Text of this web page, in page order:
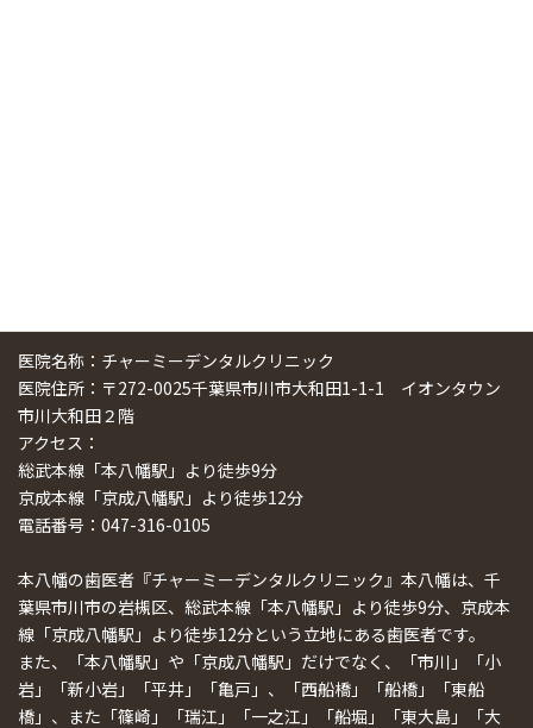
医院名称：チャーミーデンタルクリニック
医院住所：〒272-0025千葉県市川市大和田1-1-1 イオンタウン
市川大和田２階
アクセス：
総武本線「本八幡駅」より徒歩9分
京成本線「京成八幡駅」より徒歩12分
電話番号：047-316-0105
本八幡の歯医者『チャーミーデンタルクリニック』本八幡は、千
葉県市川市の岩槻区、総武本線「本八幡駅」より徒歩9分、京成本
線「京成八幡駅」より徒歩12分という立地にある歯医者です。
また、「本八幡駅」や「京成八幡駅」だけでなく、「市川」「小
岩」「新小岩」「平井」「亀戸」、「西船橋」「船橋」「東船
橋」、また「篠崎」「瑞江」「一之江」「船堀」「東大島」「大